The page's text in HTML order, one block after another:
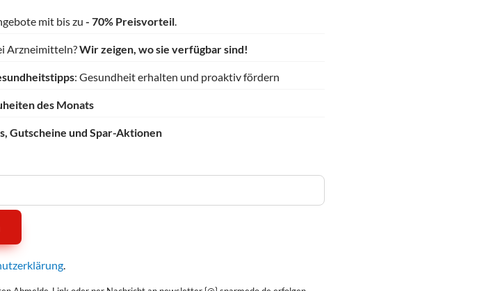
mit bis zu - 70% Preisvorteil.
Arzneimitteln?Wir zeigen, wo sie verfügbar sind!
: Gesundheit erhalten und proaktiv fördern
des Monats
Gutscheine und Spar-Aktionen
.